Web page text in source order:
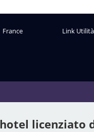
France Link Utilità